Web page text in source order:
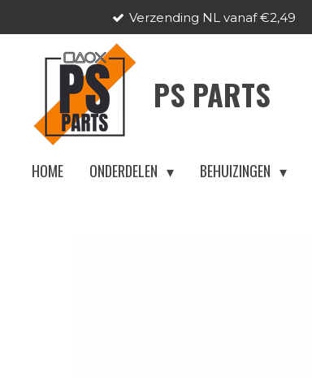
hoofdinhoud
Verzending NL vanaf €2,49
PS PARTS
HOME ONDERDELEN BEHUIZINGEN